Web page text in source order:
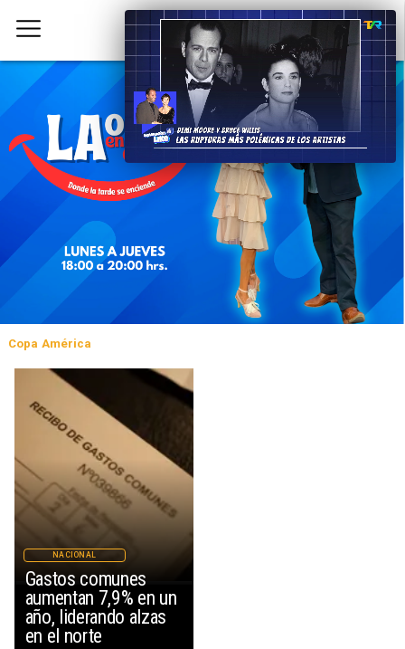
Copa América
Gastos comunes
aumentan 7,9% en un
año, liderando alzas
en el norte
NACIONAL